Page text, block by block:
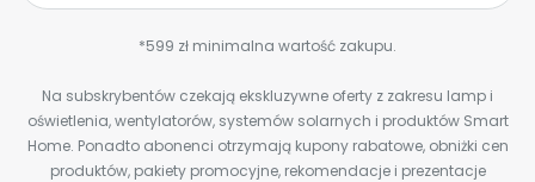
*599 zł minimalna wartość zakupu.
Na subskrybentów czekają ekskluzywne oferty z zakresu lamp i
oświetlenia, wentylatorów, systemów solarnych i produktów Smart
Home. Ponadto abonenci otrzymają kupony rabatowe, obniżki cen
produktów, pakiety promocyjne, rekomendacje i prezentacje